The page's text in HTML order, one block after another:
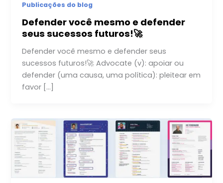
Publicações do blog
Defender você mesmo e defender
seus sucessos futuros!🚀
Defender você mesmo e defender seus
sucessos futuros!🚀 Advocate (v): apoiar ou
defender (uma causa, uma política): pleitear em
favor […]